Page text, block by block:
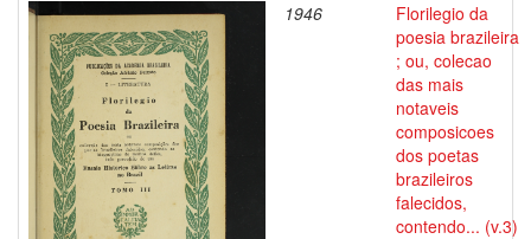
1946
Florilegio da
poesia brazileira
; ou, colecao
das mais
notaveis
composicoes
dos poetas
brazileiros
falecidos,
contendo... (v.3)